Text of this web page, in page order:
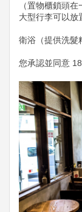
（置物櫃鎖頭在
大型行李可以放
衛浴（提供洗髮
您承認並同意